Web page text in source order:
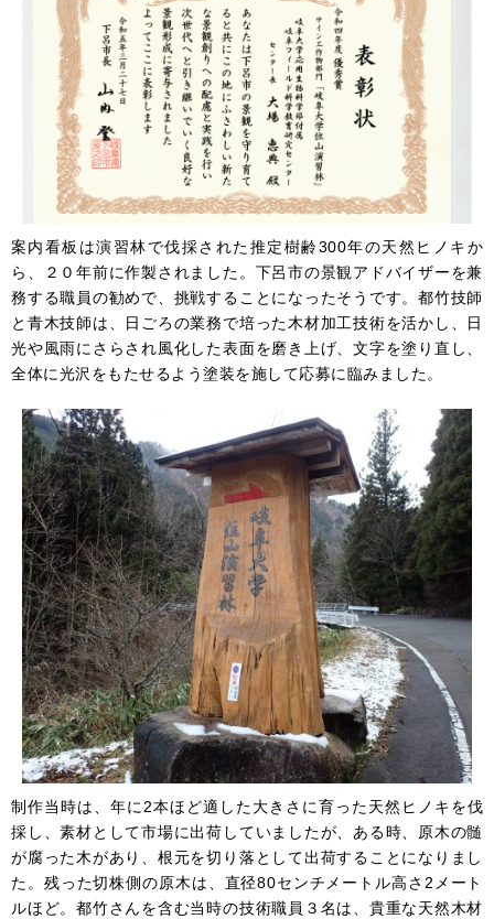
案内看板は演習林で伐採された推定樹齢300年の天然ヒノキか
ら、２０年前に作製されました。下呂市の景観アドバイザーを兼
務する職員の勧めで、挑戦することになったそうです。都竹技師
と青木技師は、日ごろの業務で培った木材加工技術を活かし、日
光や風雨にさらされ風化した表面を磨き上げ、文字を塗り直し、
全体に光沢をもたせるよう塗装を施して応募に臨みました。
制作当時は、年に2本ほど適した大きさに育った天然ヒノキを伐
採し、素材として市場に出荷していましたが、ある時、原木の髄
が腐った木があり、根元を切り落として出荷することになりまし
た。残った切株側の原木は、直径80センチメートル高さ2メート
ルほど。都竹さんを含む当時の技術職員３名は、貴重な天然木材